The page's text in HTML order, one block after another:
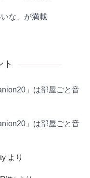
な、が満載
ト
」は部屋ごと音
」は部屋ごと音
より